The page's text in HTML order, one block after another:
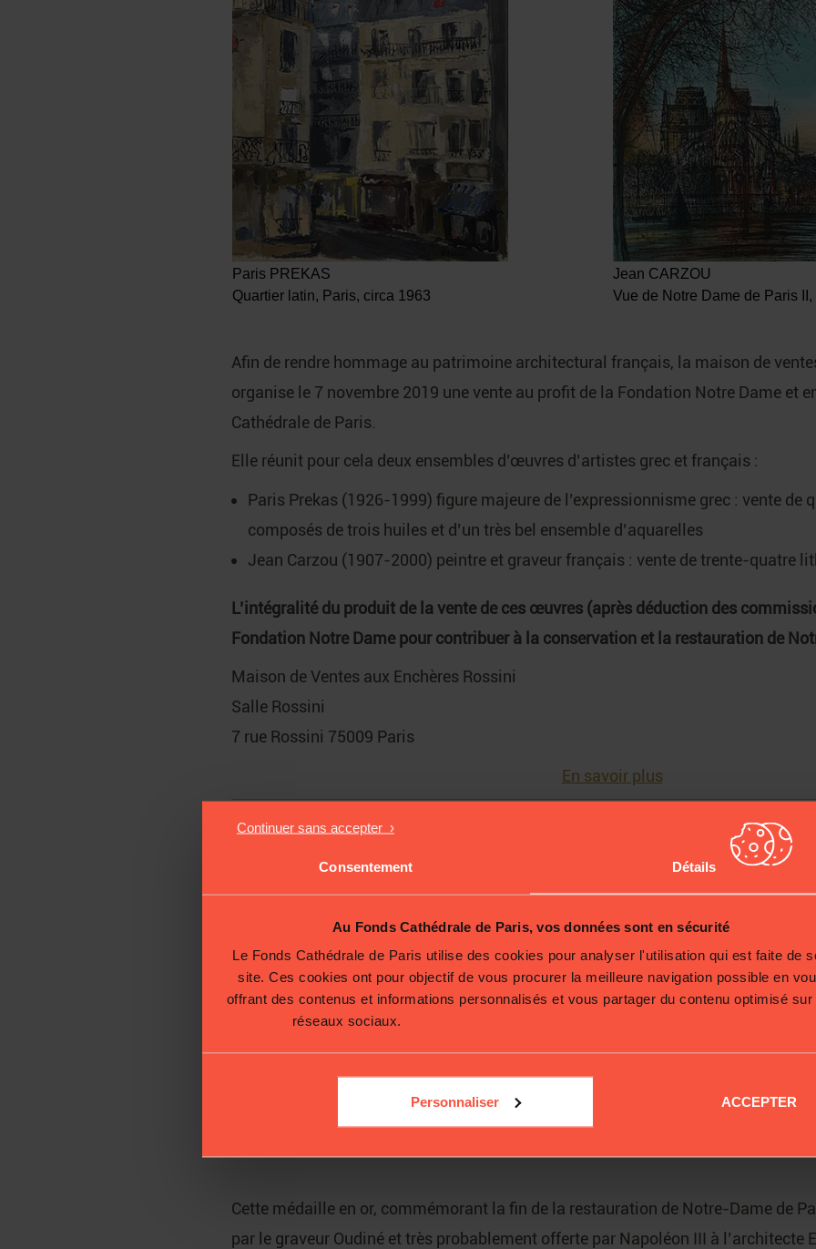
Consentement Détails
Au Fonds Cathédrale de Paris, vos données sont en sécurité
Le Fonds Cathédrale de Paris utilise des cookies pour analyser l'utilisation qui est faite de
site. Ces cookies ont pour objectif de vous procurer la meilleure navigation possible en
offrant des contenus et informations personnalisés et vous partager du contenu optimisé sur
réseaux sociaux.
Personnaliser ACCEPTER
Paris PREKAS
Quartier latin, Paris, circa 1963
Jean CARZOU
Vue de Notre Dame de Paris
Afin de rendre hommage au patrimoine architectural français, la maison de
organise le 7 novembre 2019 une vente au profit de la Fondation Notre Dame et
Cathédrale de Paris.
Elle réunit pour cela deux ensembles d’œuvres d’artistes grec et français :
Paris Prekas (1926-1999) figure majeure de l’expressionnisme grec : vente de
composés de trois huiles et d’un très bel ensemble d’aquarelles
Jean Carzou (1907-2000) peintre et graveur français : vente de trente-quatre
L’intégralité du produit de la vente de ces œuvres (après déduction des
Fondation Notre Dame pour contribuer à la conservation et la restauration de
Maison de Ventes aux Enchères Rossini
Salle Rossini
7 rue Rossini 75009 Paris
En savoir plus
Vente à Genève d’une médaille en
18-19 novembre 2019
Cette médaille en or, commémorant la fin de la restauration de Notre-Dame de
par le graveur Oudiné et très probablement offerte par Napoléon III à l’architecte